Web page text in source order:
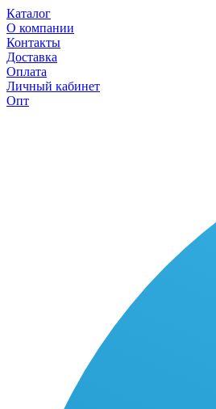
Каталог
О компании
Контакты
Доставка
Оплата
Личный кабинет
Опт